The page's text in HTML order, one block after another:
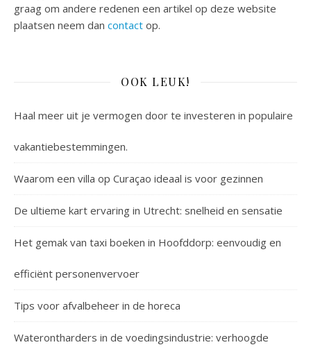
graag om andere redenen een artikel op deze website
plaatsen neem dan contact op.
OOK LEUK!
Haal meer uit je vermogen door te investeren in populaire
vakantiebestemmingen.
Waarom een villa op Curaçao ideaal is voor gezinnen
De ultieme kart ervaring in Utrecht: snelheid en sensatie
Het gemak van taxi boeken in Hoofddorp: eenvoudig en
efficiënt personenvervoer
Tips voor afvalbeheer in de horeca
Waterontharders in de voedingsindustrie: verhoogde